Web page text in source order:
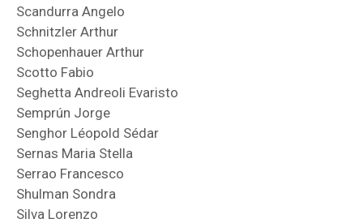
Scandurra Angelo
Schnitzler Arthur
Schopenhauer Arthur
Scotto Fabio
Seghetta Andreoli Evaristo
Semprún Jorge
Senghor Léopold Sédar
Sernas Maria Stella
Serrao Francesco
Shulman Sondra
Silva Lorenzo